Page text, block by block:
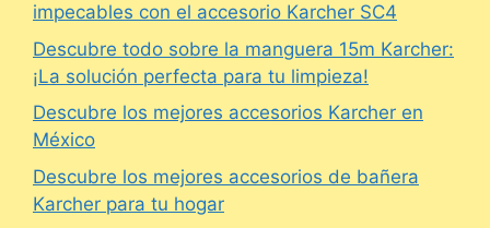
impecables con el accesorio Karcher SC4
Descubre todo sobre la manguera 15m Karcher:
¡La solución perfecta para tu limpieza!
Descubre los mejores accesorios Karcher en
México
Descubre los mejores accesorios de bañera
Karcher para tu hogar